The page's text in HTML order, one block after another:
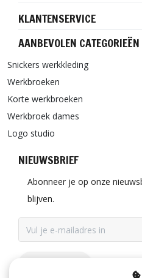
KLANTENSERVICE
AANBEVOLEN CATEGORIEËN
Snickers werkkleding
Werkbroeken
Korte werkbroeken
Werkbroek dames
Logo studio
NIEUWSBRIEF
Abonneer je op onze
blijven.